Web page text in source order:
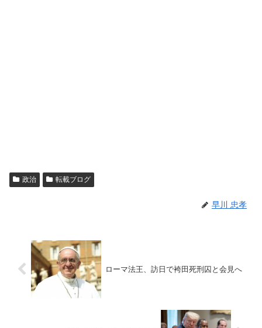
政治 転載ブログ
早川 忠孝
ローマ法王、訪日で袴田死刑囚と会見へ